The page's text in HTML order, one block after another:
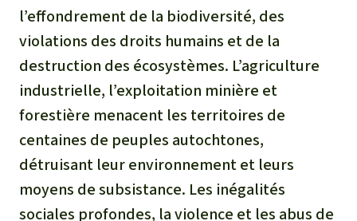
l’effondrement de la biodiversité, des
violations des droits humains et de la
destruction des écosystèmes. L’agriculture
industrielle, l’exploitation minière et
forestière menacent les territoires de
centaines de peuples autochtones,
détruisant leur environnement et leurs
moyens de subsistance. Les inégalités
sociales profondes, la violence et les abus de